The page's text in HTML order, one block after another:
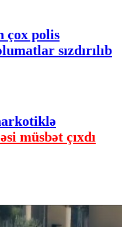
çox polis
sızdırılıb
müsbət çıxdı